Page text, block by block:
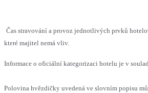
Čas stravování a provoz jednotlivých prvků
které majitel nemá vliv.
Informace o oficiální kategorizaci hotelu je v
Polovina hvězdičky uvedená ve slovním popisu